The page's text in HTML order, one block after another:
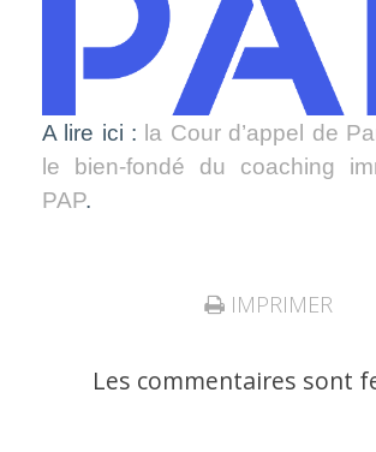
A lire ici : la Cour d’appel de
le bien-fondé du coaching
PAP.
IMPRIMER
Les commentaires sont